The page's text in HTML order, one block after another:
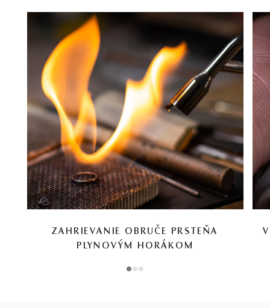
ZAHRIEVANIE OBRUČE PRSTEŇA
PLYNOVÝM HORÁKOM
1 2 3